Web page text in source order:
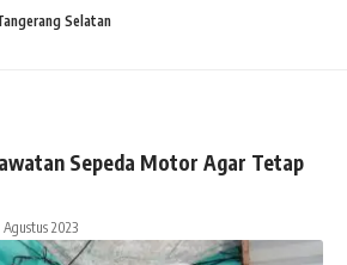
Selatan
Sepeda Motor Agar Tetap
Agustus 2023